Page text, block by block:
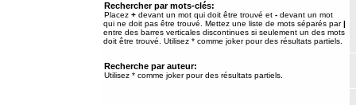
Rechercher par mots-clés:
Placez + devant un mot qui doit être trouvé et - devant un mot
qui ne doit pas être trouvé. Mettez une liste de mots séparés par|
entre des barres verticales discontinues si seulement un des mots
doit être trouvé. Utilisez * comme joker pour des résultats partiels.
Recherche par auteur:
Utilisez * comme joker pour des résultats partiels.